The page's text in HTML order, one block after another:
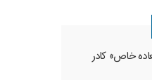
خاص» کادر